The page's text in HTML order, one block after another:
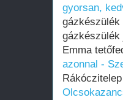
gyorsan,
Emma
azonnal -
Rákóczitelep